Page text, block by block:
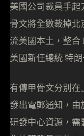
美國公司裁員手
骨文將全數裁掉
流美國本土，整
美國新任總統 特
有傳甲骨文分別
發出電郵通知，
研發中心資源，需